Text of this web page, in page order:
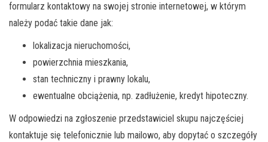
formularz kontaktowy na swojej stronie internetowej, w którym
należy podać takie dane jak:
lokalizacja nieruchomości,
powierzchnia mieszkania,
stan techniczny i prawny lokalu,
ewentualne obciążenia, np. zadłużenie, kredyt hipoteczny.
W odpowiedzi na zgłoszenie przedstawiciel skupu najczęściej
kontaktuje się telefonicznie lub mailowo, aby dopytać o szczegóły